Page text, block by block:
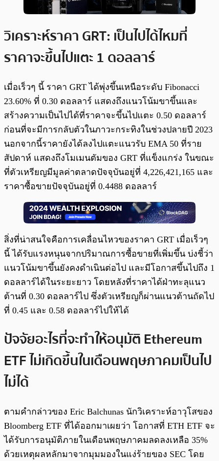
วิเคราะห์ราคา GRT: เป็นไปได้ไหมที่
ราคาจะขึ้นไปแตะ 1 ดอลลาร์
เมื่อเร็วๆ นี้ ราคา GRT ได้พุ่งขึ้นเหนือระดับ Fibonacci
23.60% ที่ 0.30 ดอลลาร์ แสดงถึงแนวโน้มขาขึ้นและ
สร้างความเป็นไปได้ที่ราคาจะขึ้นไปแตะ 0.50 ดอลลาร์
ก่อนที่จะมีการกลับตัวในภาวะกระทิงในช่วงปลายปี 2023
นอกจากนี้ราคายังได้ลงไปแตะแนวรับ EMA 50 ที่ราย
สัปดาห์ แสดงถึงโมเมนตัมของ GRT ที่แข็งแกร่ง ในขณะ
ที่ตัวเหรียญมีมูลค่าตลาดปัจจุบันอยู่ที่ 4,226,421,165 และ
ราคาซื้อขายปัจจุบันอยู่ที่ 0.4488 ดอลลาร์
​สิ่งที่น่าสนใจคือการเคลื่อนไหวของราคา GRT เมื่อเร็วๆ
นี้ ได้รับแรงหนุนจากปริมาณการซื้อขายที่เพิ่มขึ้น บ่งชี้ว่า
แนวโน้มขาขึ้นยังคงดำเนินต่อไป และมีโอกาสขึ้นไปถึง 1
ดอลลาร์ได้ในระยะยาว โดยหลังที่ราคาได้ฝ่าทะลุแนว
ต้านที่ 0.30 ดอลลาร์ไป ซึ่งตัวเหรียญก็ผ่านแนวต้านถัดไป
ที่ 0.45 และ 0.58 ดอลลาร์ไปให้ได้
ปัจจัยอะไรที่จะทำให้อนุมัติ Ethereum
ETF ไม่เกิดขึ้นในเดือนพฤษภาคมเป็นไป
ไม่ได้
ตามคำกล่าวของ Eric Balchunas นักวิเคราะห์อาวุโสของ
Bloomberg ETF ที่ได้ออกมาเผยว่า โอกาสที่ ETH ETF จะ
ได้รับการอนุมัติภายในเดือนพฤษภาคมลดลงเหลือ 35%
ด้วยเหตุผลหลักมาจากมุมมองในแง่ร้ายของ SEC โดย